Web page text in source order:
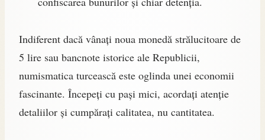
Indiferent dacă vânați noua monedă strălucitoare de
5 lire sau bancnote istorice ale Republicii,
numismatica turcească este oglinda unei economii
fascinante. Începeți cu pași mici, acordați atenție
detaliilor și cumpărați calitatea, nu cantitatea.